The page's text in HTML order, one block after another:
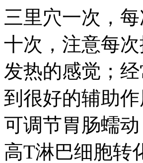
三里穴一次，
十次，注意每
发热的感觉；
到很好的辅助
可调节胃肠蠕
高T淋巴细胞转